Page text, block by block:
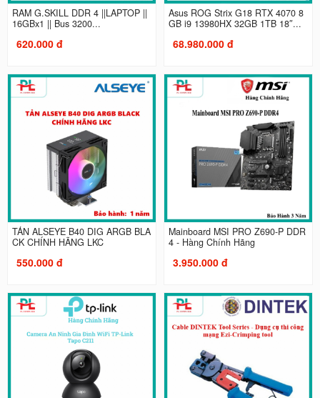
RAM G.SKILL DDR 4 ||LAPTOP ||
16GBx1 || Bus 3200...
620.000 đ
Asus ROG Strix G18 RTX 4070 8
GB i9 13980HX 32GB 1TB 18″...
68.980.000 đ
TẢN ALSEYE B40 DIG ARGB BLA
CK CHÍNH HÃNG LKC
550.000 đ
Mainboard MSI PRO Z690-P DDR
4 - Hàng Chính Hãng
3.950.000 đ